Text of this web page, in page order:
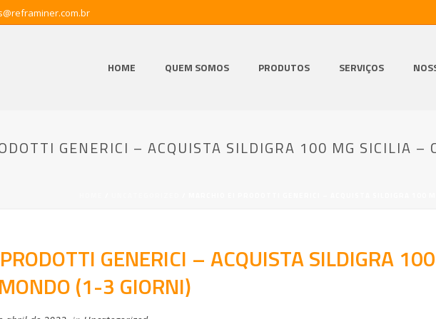
HOME QUEM SOMOS PRODUTOS SERVIÇOS
GENERICI – ACQUISTA SILDIGRA 100 MG SICILIA –
GENERICI – ACQUISTA SILDIGRA
(1-3 GIORNI)